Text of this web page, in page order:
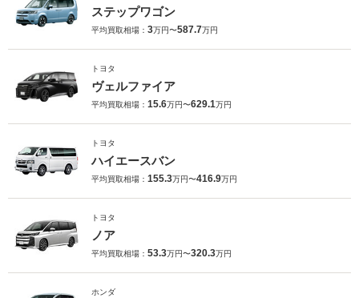
ステップワゴン
平均買取相場： 3万円〜587.7万円
トヨタ
ヴェルファイア
平均買取相場： 15.6万円〜629.1万円
トヨタ
ハイエースバン
平均買取相場： 155.3万円〜416.9万円
トヨタ
ノア
平均買取相場： 53.3万円〜320.3万円
ホンダ